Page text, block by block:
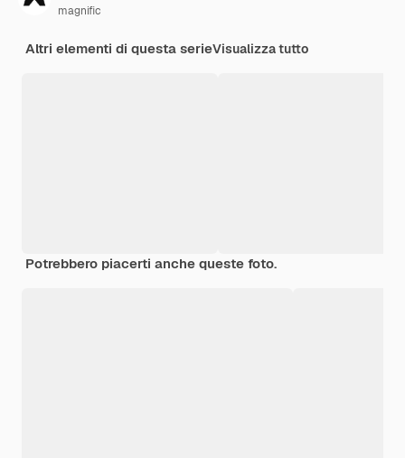
magnific
Altri elementi di questa serieVisualizza tutto
Potrebbero piacerti anche queste foto.